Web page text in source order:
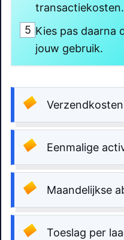
transactiekosten.
5 Kies pas daarna
jouw gebruik.
Eenmalige
Maandelijkse
Toeslag per